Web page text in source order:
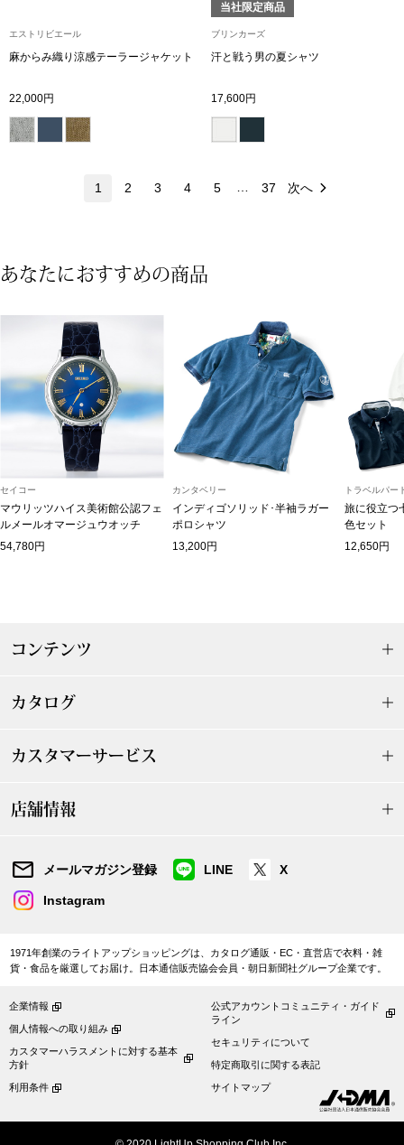
マフラー／ス
スカーフ／ス
おすすめブラ
リネアフレスコ
エストリビエール
麻からみ織り涼感テーラージャケット
22,000円
当社限定商品
ブリンカーズ
汗と戦う男の夏シャツ
17,600円
1 2 3 4 5 37 次へ
あなたにおすすめの商品
セイコー
マウリッツハイス美術館公認フェ
ルメールオマージュウオッチ
54,780円
カンタベリー
インディゴソリッド･半袖ラガー
ポロシャツ
13,200円
トラベルパー
旅に役立つ
色セット
12,650円
コンテンツ
カタログ
カスタマーサービス
店舗情報
メールマガジン登録 LINE X
Instagram
1971年創業のライトアップショッピングは、カタログ通販・EC・直営店で衣料・雑
貨・食品を厳選してお届け。日本通信販売協会会員・朝日新聞社グループ企業です。
企業情報
個人情報への取り組み
カスタマーハラスメントに対する基本
方針
利用条件
公式アカウントコミュニティ・ガイド
ライン
セキュリティについて
特定商取引に関する表記
サイトマップ